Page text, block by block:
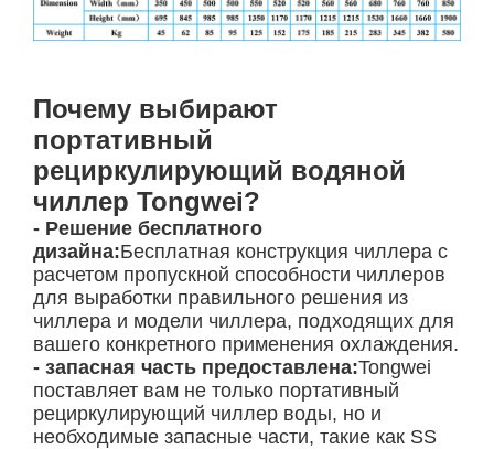
Почему выбирают
портативный
рециркулирующий водяной
чиллер Tongwei?
- Решение бесплатного
дизайна:Бесплатная конструкция чиллера с
расчетом пропускной способности чиллеров
для выработки правильного решения из
чиллера и модели чиллера, подходящих для
вашего конкретного применения охлаждения.
- запасная часть предоставлена:Tongwei
поставляет вам не только портативный
рециркулирующий чиллер воды, но и
необходимые запасные части, такие как SS